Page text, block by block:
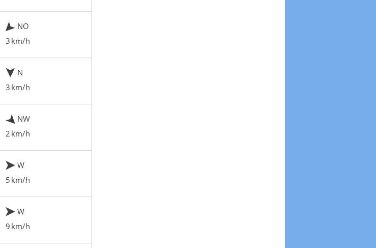
NO
3 km/h
N
3 km/h
NW
2 km/h
W
5 km/h
W
9 km/h